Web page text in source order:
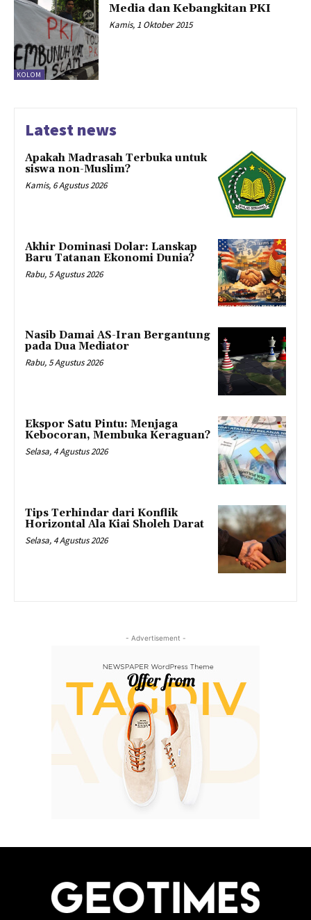
KOLOM
Media dan Kebangkitan PKI
Kamis, 1 Oktober 2015
Latest news
Apakah Madrasah Terbuka untuk
siswa non-Muslim?
Kamis, 6 Agustus 2026
Akhir Dominasi Dolar: Lanskap
Baru Tatanan Ekonomi Dunia?
Rabu, 5 Agustus 2026
Nasib Damai AS-Iran Bergantung
pada Dua Mediator
Rabu, 5 Agustus 2026
Ekspor Satu Pintu: Menjaga
Kebocoran, Membuka Keraguan?
Selasa, 4 Agustus 2026
Tips Terhindar dari Konflik
Horizontal Ala Kiai Sholeh Darat
Selasa, 4 Agustus 2026
- Advertisement -